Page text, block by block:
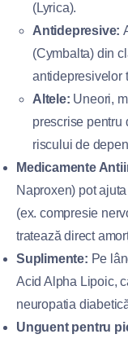
(Lyrica).
Antidepresive:
(Cymbalta) din
antidepresivelor
Altele: Uneori,
prescrise pentru
riscului de
Medicamente
Naproxen) pot
(ex. compresie
tratează direct
Suplimente: Pe
Acid Alpha Lipoic,
neuropatia
Unguent pentru